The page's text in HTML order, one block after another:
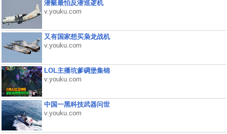
潜艇最怕反潜巡逻机
v.youku.com
又有国家想买枭龙战机
v.youku.com
LOL主播坑爹碉堡集锦
v.youku.com
中国一黑科技武器问世
v.youku.com